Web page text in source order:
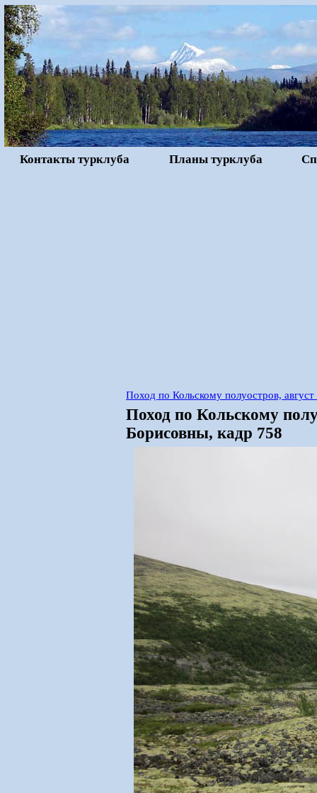
Контакты турклуба Планы турклуба
Поход по Кольскому полуостров,
Поход по Кольскому
Борисовны, кадр 758